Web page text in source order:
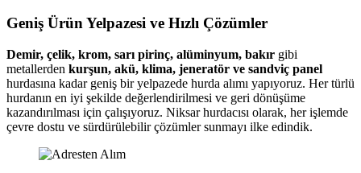
Geniş Ürün Yelpazesi ve Hızlı Çözümler
Demir, çelik, krom, sarı pirinç, alüminyum, bakır gibi
metallerden kurşun, akü, klima, jeneratör ve sandviç panel
hurdasına kadar geniş bir yelpazede hurda alımı yapıyoruz. Her türlü
hurdanın en iyi şekilde değerlendirilmesi ve geri dönüşüme
kazandırılması için çalışıyoruz. Niksar hurdacısı olarak, her işlemde
çevre dostu ve sürdürülebilir çözümler sunmayı ilke edindik.